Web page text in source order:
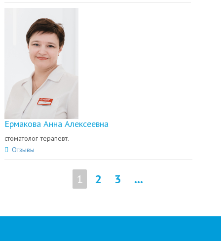
Ермакова Анна Алексеевна
стоматолог-терапевт.
Отзывы
1 2 3 ...